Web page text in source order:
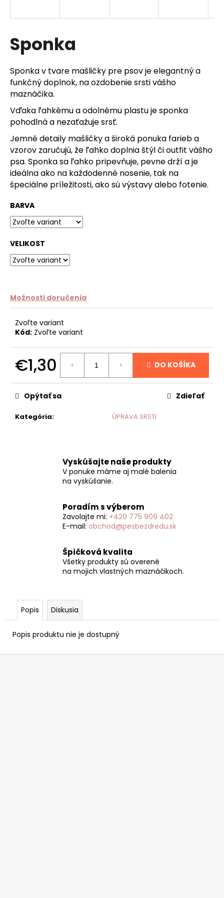
Sponka
Sponka v tvare mašličky pre psov je elegantný a
funkčný doplnok, na ozdobenie srsti vášho
maznáčika.
Vďaka ľahkému a odolnému plastu je sponka
pohodlná a nezaťažuje srsť.
Jemné detaily mašličky a široká ponuka farieb a
vzorov zaručujú, že ľahko doplnia štýl či outfit vášho
psa. Sponka sa ľahko pripevňuje, pevne drží a je
ideálna ako na každodenné nosenie, tak na
špeciálne príležitosti, ako sú výstavy alebo fotenie.
BARVA
VELIKOST
Možnosti doručenia
Zvoľte variant
Kód: Zvoľte variant
€1,30
cena:
DO KOŠÍKA
Kategória: ÚPRAVA SRSTI
Opýtať sa Zdieľať
Vyskúšajte naše produkty
V ponuke máme aj malé balenia
na vyskúšanie.
Poradím s výberom
Zavolajte mi: +420 775 909 402
E-mail: obchod@pesbezdredu.sk
Špičková kvalita
Všetky produkty sú overené
na mojich vlastných maznáčikoch.
Popis Diskusia
Popis produktu nie je dostupný
s
ť
?
HĽADAŤ
O
d
p
o
r
ú
č
m
e
Z